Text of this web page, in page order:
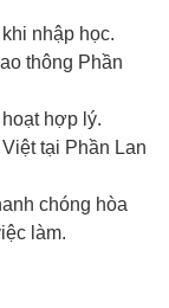
nhập học.
thông Phần
hợp lý.
tại Phần Lan
chóng hòa
làm.